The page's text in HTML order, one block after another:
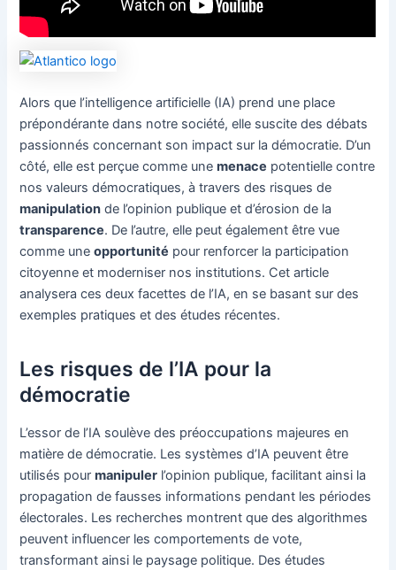
Alors que l’intelligence artificielle (IA) prend une place
prépondérante dans notre société, elle suscite des débats
passionnés concernant son impact sur la démocratie. D’un
côté, elle est perçue comme unemenace potentielle contre
nos valeurs démocratiques, à travers des risques de
manipulation de l’opinion publique et d’érosion de la
transparence. De l’autre, elle peut également être vue
comme uneopportunité pour renforcer la participation
citoyenne et moderniser nos institutions. Cet article
analysera ces deux facettes de l’IA, en se basant sur des
exemples pratiques et des études récentes.
Les risques de l’IA pour la
démocratie
L’essor de l’IA soulève des préoccupations majeures en
matière de démocratie. Les systèmes d’IA peuvent être
utilisés pourmanipuler l’opinion publique, facilitant ainsi la
propagation de fausses informations pendant les périodes
électorales. Les recherches montrent que des algorithmes
peuvent influencer les comportements de vote,
transformant ainsi le paysage politique. Des études